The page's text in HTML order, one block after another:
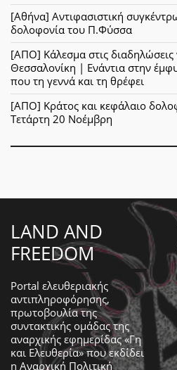
[Αθήνα] Αντιφασιστική
δολοφονία του Π.Φύσσα
[ΑΠΟ] Κάλεσμα στις
Θεσσαλονίκη | Ενάντια στην
που τη γεννά και τη θρέφει
[ΑΠΟ] Κράτος και κεφάλαιο
Τετάρτη 20 Νοέμβρη
LAND AND
FREEDOM
Portal ελευθεριακής
αντιπληροφόρησης,
πρωτοβουλία της
συντακτικής ομάδας της
αναρχικής εφημερίδας «Γη
και Ελευθερία» που εκδίδει
η Αναρχική Πολιτική